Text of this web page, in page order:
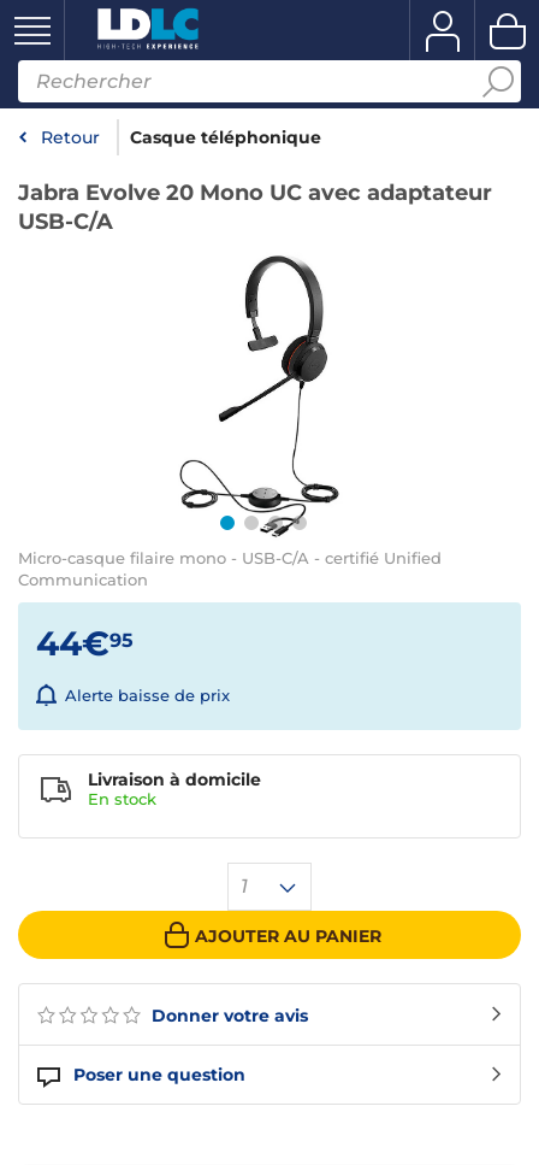
Retour Casque téléphonique
Jabra Evolve 20 Mono UC avec adaptateur
USB-C/A
Micro-casque filaire mono - USB-C/A - certifié Unified
Communication
Donner votre avis
Poser une question
44€95
Alerte baisse de prix
1
AJOUTER AU PANIER
Livraison à domicile
En stock